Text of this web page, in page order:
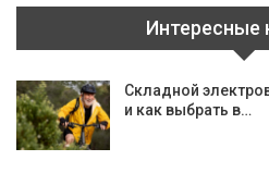
Интересные
Складной
и как выбрать в…